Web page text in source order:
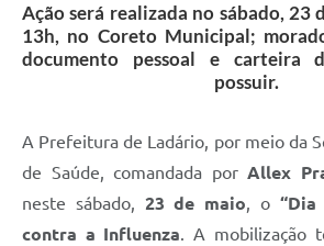
Ação será realizada no sábado, 23
13h, no Coreto Municipal;
documento pessoal e carteira
possuir.
A Prefeitura de Ladário, por meio da
de Saúde, comandada porAllex
neste sábado, 23 de maio, o “Dia
contra a Influenza. A mobilização